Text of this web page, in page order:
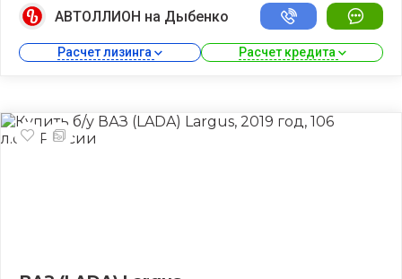
АВТОЛЛИОН на Дыбенко
Расчет лизинга Расчет кредита